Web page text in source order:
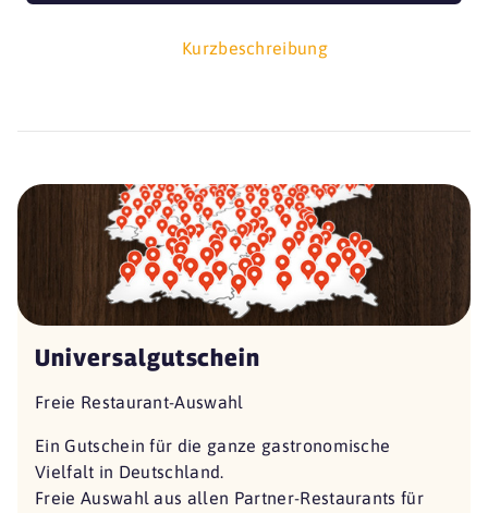
Kurzbeschreibung
Universalgutschein
Freie Restaurant-Auswahl
Ein Gutschein für die ganze gastronomische
Vielfalt in Deutschland.
Freie Auswahl aus allen Partner-Restaurants für